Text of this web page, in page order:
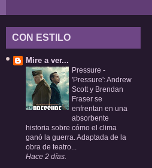
CON ESTILO
Mire a ver...
Pressure -
'Pressure': Andrew
Scott y Brendan
Fraser se
enfrentan en una
absorbente
historia sobre cómo el clima
ganó la guerra. Adaptada de la
obra de teatro...
Hace 2 días.